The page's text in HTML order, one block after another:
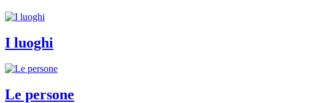
I luoghi
Le persone